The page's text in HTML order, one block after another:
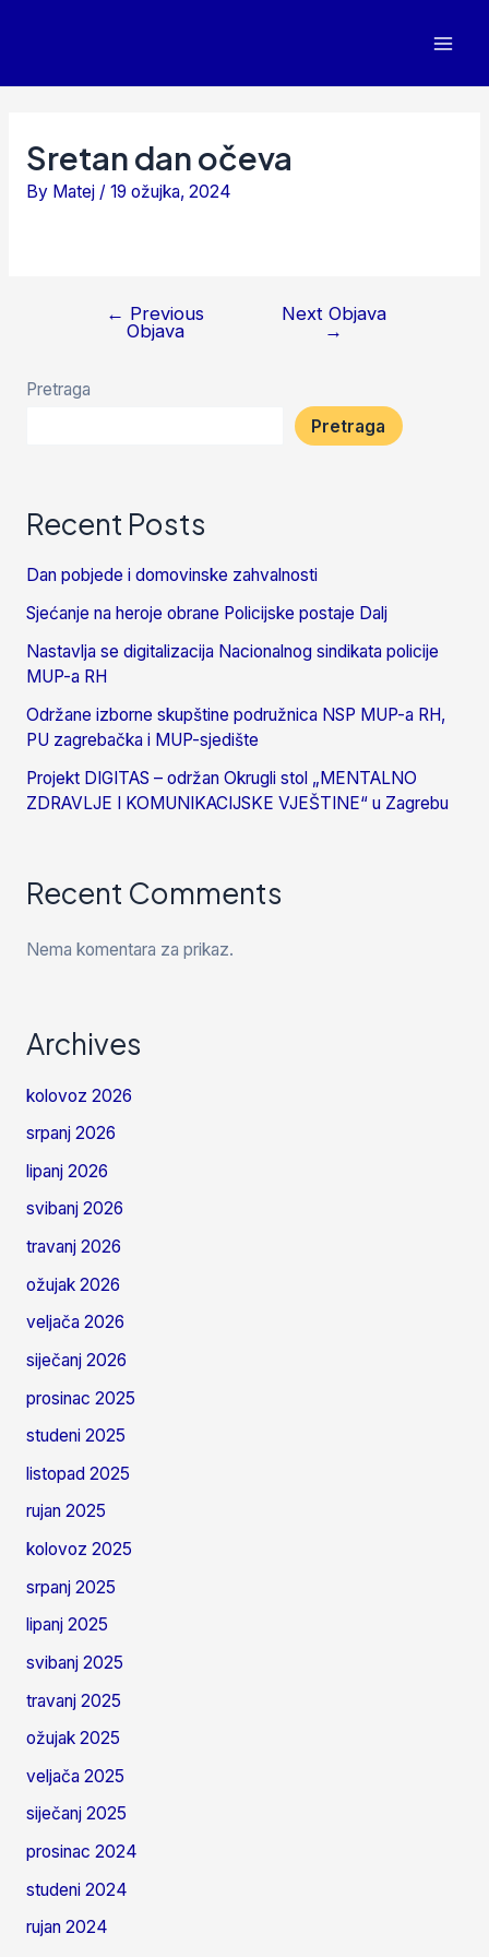
Sretan dan očeva
By Matej / 19 ožujka, 2024
Navigacija
← Previous
Objava
Next Objava
→
Pretraga
Pretraga
Recent Posts
Dan pobjede i domovinske zahvalnosti
Sjećanje na heroje obrane Policijske postaje Dalj
Nastavlja se digitalizacija Nacionalnog sindikata policije
MUP-a RH
Održane izborne skupštine podružnica NSP MUP-a RH,
PU zagrebačka i MUP-sjedište
Projekt DIGITAS – održan Okrugli stol „MENTALNO
ZDRAVLJE I KOMUNIKACIJSKE VJEŠTINE“ u Zagrebu
Recent Comments
Nema komentara za prikaz.
Archives
kolovoz 2026
srpanj 2026
lipanj 2026
svibanj 2026
travanj 2026
ožujak 2026
veljača 2026
siječanj 2026
prosinac 2025
studeni 2025
listopad 2025
rujan 2025
kolovoz 2025
srpanj 2025
lipanj 2025
svibanj 2025
travanj 2025
ožujak 2025
veljača 2025
siječanj 2025
prosinac 2024
studeni 2024
rujan 2024